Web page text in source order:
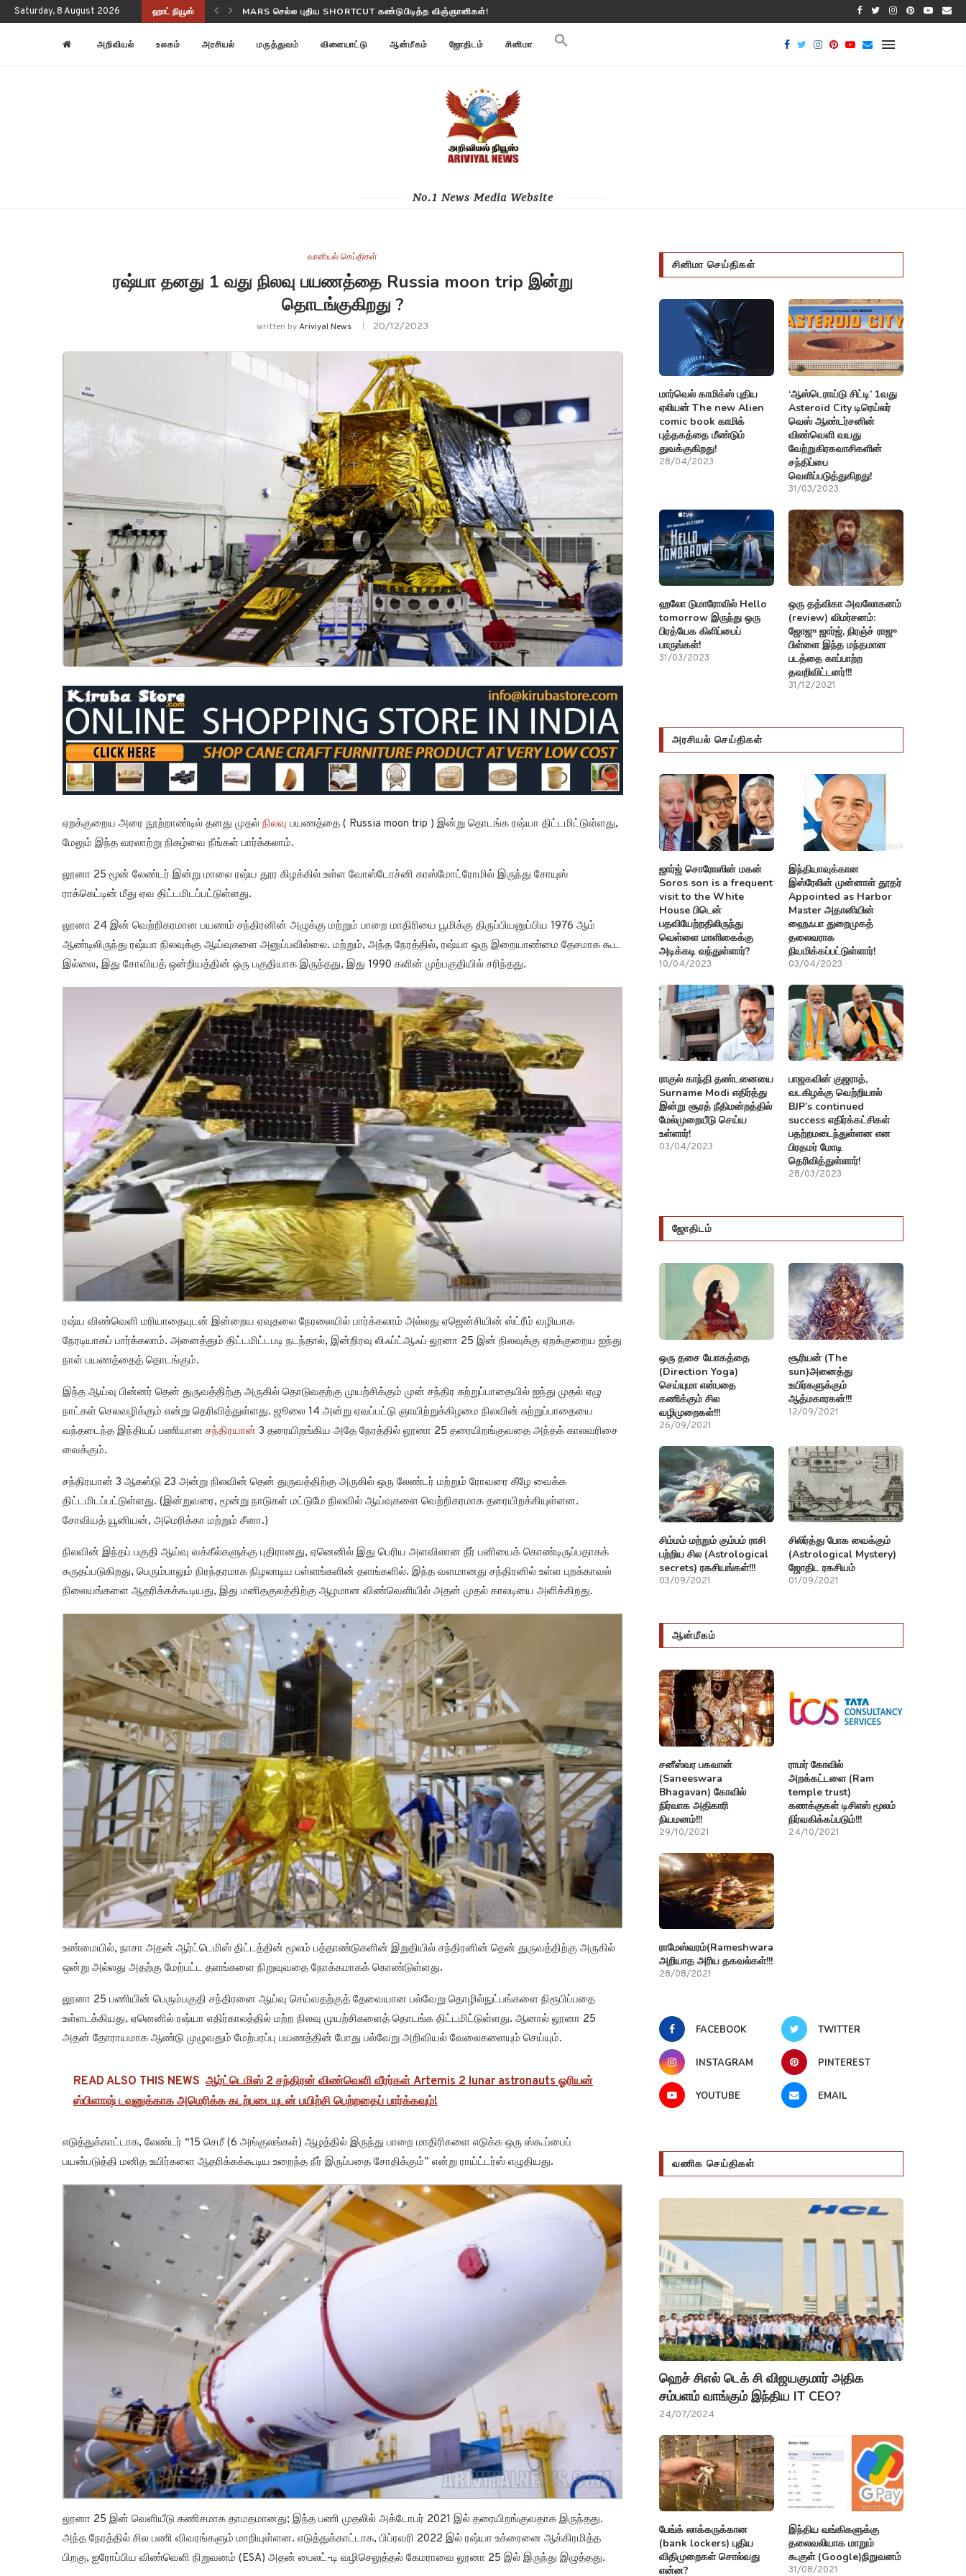
Saturday, 8 August 2026 ஹாட் நியூஸ் NASA-ISRO NISAR பூமி மாற்றங்களை கண்காணிக்கிறது
அறிவியல் உலகம் அரசியல் மருத்துவம் விளையாட்டு ஆன்மீகம் ஜோதிடம் சினிமா
No.1 News Media Website
வானியல் செய்திகள்
ரஷ்யா தனது 1 வது நிலவு பயணத்தை Russia moon trip இன்று
தொடங்குகிறது ?
written byAriviyal News 20/12/2023
ஏறக்குறைய அரை நூற்றாண்டில் தனது முதல் நிலவு பயணத்தை ( Russia moon trip ) இன்று தொடங்க ரஷ்யா திட்டமிட்டுள்ளது,
மேலும் இந்த வரலாற்று நிகழ்வை நீங்கள் பார்க்கலாம்.
லூனா 25 மூன் லேண்டர் இன்று மாலை ரஷ்ய தூர கிழக்கில் உள்ள வோஸ்டோச்னி காஸ்மோட்ரோமில் இருந்து சோயுஸ்
ராக்கெட்டின் மீது ஏவ திட்டமிடப்பட்டுள்ளது.
லூனா 24 இன் வெற்றிகரமான பயணம் சந்திரனின் அழுக்கு மற்றும் பாறை மாதிரியை பூமிக்கு திருப்பியனுப்பிய 1976 ஆம்
ஆண்டிலிருந்து ரஷ்யா நிலவுக்கு ஆய்வுகளை அனுப்பவில்லை. மற்றும், அந்த நேரத்தில், ரஷ்யா ஒரு இறையாண்மை தேசமாக கூட
இல்லை, இது சோவியத் ஒன்றியத்தின் ஒரு பகுதியாக இருந்தது, இது 1990 களின் முற்பகுதியில் சரிந்தது.
ரஷ்ய விண்வெளி மரியாதையுடன் இன்றைய ஏவுதலை நேரலையில் பார்க்கலாம் அல்லது ஏஜென்சியின் ஸ்ட்ரீம் வழியாக
நேரடியாகப் பார்க்கலாம். அனைத்தும் திட்டமிட்டபடி நடந்தால், இன்றிரவு லிஃப்ட்ஆஃப் லூனா 25 இன் நிலவுக்கு ஏறக்குறைய ஐந்து
நாள் பயணத்தைத் தொடங்கும்.
இந்த ஆய்வு பின்னர் தென் துருவத்திற்கு அருகில் தொடுவதற்கு முயற்சிக்கும் முன் சந்திர சுற்றுப்பாதையில் ஐந்து முதல் ஏழு
நாட்கள் செலவழிக்கும் என்று தெரிவித்துள்ளது. ஜூலை 14 அன்று ஏவப்பட்டு ஞாயிற்றுக்கிழமை நிலவின் சுற்றுப்பாதையை
வந்தடைந்த இந்தியப் பணியான சந்திரயான் 3 தரையிறங்கிய அதே நேரத்தில் லூனா 25 தரையிறங்குவதை அந்தக் காலவரிசை
வைக்கும்.
சந்திரயான் 3 ஆகஸ்டு 23 அன்று நிலவின் தென் துருவத்திற்கு அருகில் ஒரு லேண்டர் மற்றும் ரோவரை கீழே வைக்க
திட்டமிடப்பட்டுள்ளது. (இன்றுவரை, மூன்று நாடுகள் மட்டுமே நிலவில் ஆய்வுகளை வெற்றிகரமாக தரையிறக்கியுள்ளன.
சோவியத் யூனியன், அமெரிக்கா மற்றும் சீனா.)
நிலவின் இந்தப் பகுதி ஆய்வு வக்கீல்களுக்கு புதிரானது, ஏனெனில் இது பெரிய அளவிலான நீர் பனியைக் கொண்டிருப்பதாகக்
கருதப்படுகிறது, பெரும்பாலும் நிரந்தரமாக நிழலாடிய பள்ளங்களின் தளங்களில். இந்த வளமானது சந்திரனில் உள்ள புறக்காவல்
நிலையங்களை ஆதரிக்கக்கூடியது, இது மனிதகுலத்திற்கு ஆழமான விண்வெளியில் அதன் முதல் காலடியை அளிக்கிறது.
உண்மையில், நாசா அதன் ஆர்ட்டெமிஸ் திட்டத்தின் மூலம் பத்தாண்டுகளின் இறுதியில் சந்திரனின் தென் துருவத்திற்கு அருகில்
ஒன்று அல்லது அதற்கு மேற்பட்ட தளங்களை நிறுவுவதை நோக்கமாகக் கொண்டுள்ளது.
லூனா 25 பணியின் பெரும்பகுதி சந்திரனை ஆய்வு செய்வதற்குத் தேவையான பல்வேறு தொழில்நுட்பங்களை நிரூபிப்பதை
உள்ளடக்கியது, ஏனெனில் ரஷ்யா எதிர்காலத்தில் மற்ற நிலவு முயற்சிகளைத் தொடங்க திட்டமிட்டுள்ளது. ஆனால் லூனா 25
அதன் தோராயமாக ஆண்டு முழுவதும் மேற்பரப்பு பயணத்தின் போது பல்வேறு அறிவியல் வேலைகளையும் செய்யும்.
READ ALSO THIS NEWS ஆர்ட்டெமிஸ் 2 சந்திரன் விண்வெளி வீரர்கள் Artemis 2 lunar astronauts ஓரியன்
ஸ்பிளாஷ் டவுனுக்காக அமெரிக்க கடற்படையுடன் பயிற்சி பெற்றதைப் பார்க்கவும்!
எடுத்துக்காட்டாக, லேண்டர் “15 செமீ (6 அங்குலங்கள்) ஆழத்தில் இருந்து பாறை மாதிரிகளை எடுக்க ஒரு ஸ்கூப்பைப்
பயன்படுத்தி மனித உயிர்களை ஆதரிக்கக்கூடிய உறைந்த நீர் இருப்பதை சோதிக்கும்” என்று ராய்ட்டர்ஸ் எழுதியது.
லூனா 25 இன் வெளியீடு கணிசமாக தாமதமானது; இந்த பணி முதலில் அக்டோபர் 2021 இல் தரையிறங்குவதாக இருந்தது.
அந்த நேரத்தில் சில பணி விவரங்களும் மாறியுள்ளன. எடுத்துக்காட்டாக, பிப்ரவரி 2022 இல் ரஷ்யா உக்ரைனை ஆக்கிரமித்த
பிறகு, ஐரோப்பிய விண்வெளி நிறுவனம் (ESA) அதன் பைலட்-டி வழிசெலுத்தல் கேமராவை லூனா 25 இல் இருந்து இழுத்தது.
சினிமா செய்திகள்
மார்வெல் காமிக்ஸ் புதிய
ஏலியன் The new Alien
comic book காமிக்
புத்தகத்தை மீண்டும்
துவக்குகிறது!
28/04/2023
‘ஆஸ்டெராய்டு சிட்டி’ 1வது
Asteroid City டிரெய்லர்
வெஸ் ஆண்டர்சனின்
விண்வெளி வயது
வேற்றுகிரகவாசிகளின்
சந்திப்பை
வெளிப்படுத்துகிறது!
31/03/2023
ஹலோ டுமாரோவில் Hello
tomorrow இருந்து ஒரு
பிரத்யேக கிளிப்பைப்
பாருங்கள்!
31/03/2023
ஒரு தத்விகா அவலோகனம்
(review) விமர்சனம்:
ஜோஜு ஜார்ஜ், நிரஞ்ச் ராஜு
பிள்ளை இந்த மந்தமான
படத்தை காப்பாற்ற
தவறிவிட்டனர்!!!
31/12/2021
அரசியல் செய்திகள்
ஜார்ஜ் சொரோஸின் மகன்
Soros son is a frequent
visit to the White
House பிடென்
பதவியேற்றதிலிருந்து
வெள்ளை மாளிகைக்கு
அடிக்கடி வந்துள்ளார்?
10/04/2023
இந்தியாவுக்கான
இஸ்ரேலின் முன்னாள் தூதர்
Appointed as Harbor
Master அதானியின்
ஹைஃபா துறைமுகத்
தலைவராக
நியமிக்கப்பட்டுள்ளார்!
03/04/2023
ராகுல் காந்தி தண்டனையை
Surname Modi எதிர்த்து
இன்று சூரத் நீதிமன்றத்தில்
மேல்முறையீடு செய்ய
உள்ளார்!
03/04/2023
பாஜகவின் குஜராத்,
வடகிழக்கு வெற்றியால்
BJP’s continued
success எதிர்க்கட்சிகள்
பதற்றமடைந்துள்ளன என
பிரதமர் மோடி
தெரிவித்துள்ளார்!
28/03/2023
ஜோதிடம்
ஒரு தசை யோகத்தை
(Direction Yoga)
செய்யுமா என்பதை
கணிக்கும் சில
வழிமுறைகள்!!!
26/09/2021
சூரியன் (The
sun)அனைத்து
உயிர்களுக்கும்
ஆத்மகாரகன்!!!
12/09/2021
சிம்மம் மற்றும் கும்பம் ராசி
பற்றிய சில (Astrological
secrets) ரகசியங்கள்!!!
03/09/2021
சிலிர்த்து போக வைக்கும்
(Astrological Mystery)
ஜோதிட ரகசியம்
01/09/2021
ஆன்மீகம்
சனீஸ்வர பகவான்
(Saneeswara
Bhagavan) கோவில்
நிர்வாக அதிகாரி
நியமனம்!!!
29/10/2021
ராமர் கோவில்
அறக்கட்டளை (Ram
temple trust)
கணக்குகள் டிசிஎஸ் மூலம்
நிர்வகிக்கப்படும்!!!
24/10/2021
ராமேஸ்வரம்(Rameshwaram)பற்றி
அறியாத அரிய தகவல்கள்!!!
28/08/2021
FACEBOOK TWITTER
INSTAGRAM PINTEREST
YOUTUBE EMAIL
வணிக செய்திகள்
ஹெச் சிஎல் டெக் சி விஜயகுமார் அதிக
சம்பளம் வாங்கும் இந்திய IT CEO?
24/07/2024
பேங்க் லாக்கருக்கான
(bank lockers) புதிய
விதிமுறைகள் சொல்வது
என்ன?
இந்திய வங்கிகளுக்கு
தலைவலியாக மாறும்
கூகுள் (Google)நிறுவனம்
31/08/2021